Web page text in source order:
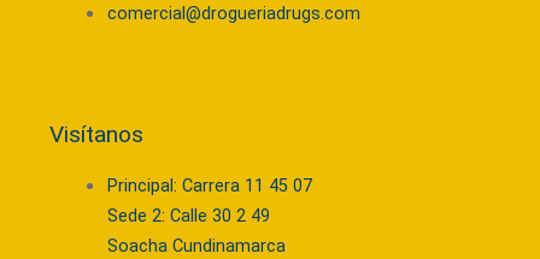
comercial@drogueriadrugs.com
Visítanos
Principal: Carrera 11 45 07
Sede 2: Calle 30 2 49
Soacha Cundinamarca